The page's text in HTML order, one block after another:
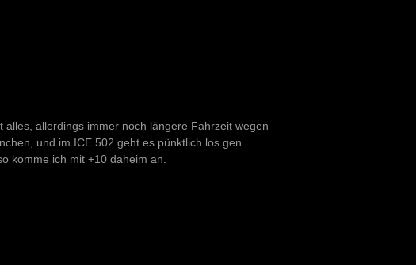
allerdings immer noch längere Fahrzeit wegen
und im ICE 502 geht es pünktlich los gen
komme ich mit +10 daheim an.